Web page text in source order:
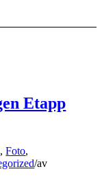
Etapp
,Foto,
/av